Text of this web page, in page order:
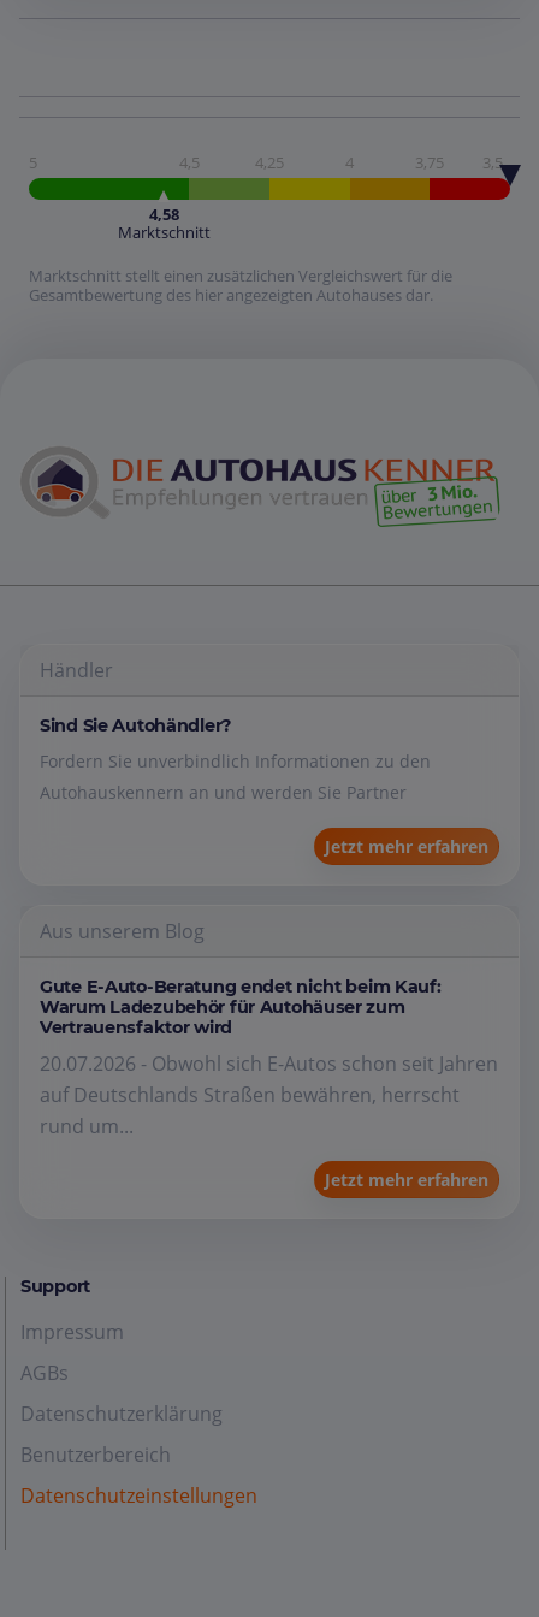
5 4,5 4,25 4 3,75 3,5
4,58
Marktschnitt
Marktschnitt stellt einen zusätzlichen Vergleichswert für die
Gesamtbewertung des hier angezeigten Autohauses dar.
Händler
Sind Sie Autohändler?
Fordern Sie unverbindlich Informationen zu den
Autohauskennern an und werden Sie Partner
Jetzt mehr erfahren
Aus unserem Blog
Gute E-Auto-Beratung endet nicht beim Kauf:
Warum Ladezubehör für Autohäuser zum
Vertrauensfaktor wird
20.07.2026 - Obwohl sich E-Autos schon seit Jahren
auf Deutschlands Straßen bewähren, herrscht
rund um...
Jetzt mehr erfahren
Support
Impressum
AGBs
Datenschutzerklärung
Benutzerbereich
Datenschutzeinstellungen